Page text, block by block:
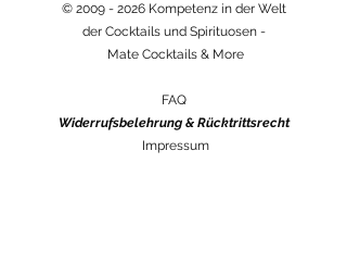
© 2009 - 2026Kompetenz in der Welt
der Cocktails und Spirituosen -
Mate Cocktails & More
FAQ
Widerrufsbelehrung & Rücktrittsrecht
Impressum